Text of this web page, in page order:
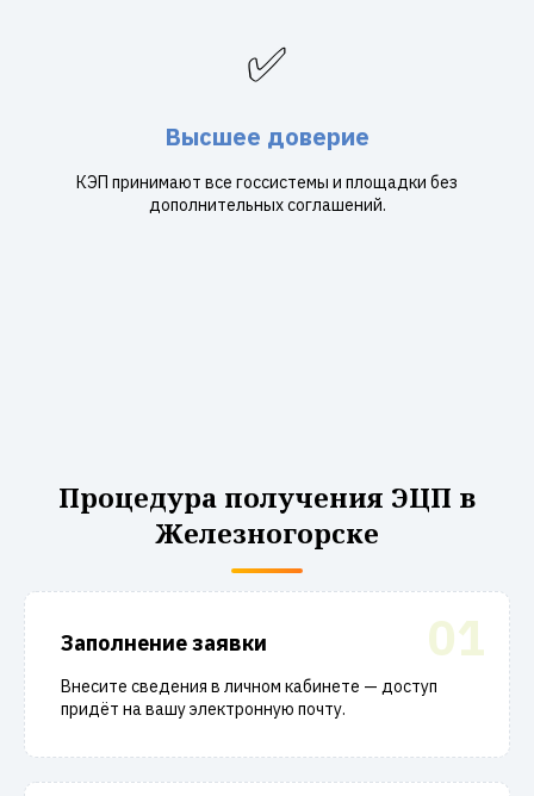
✅
Высшее доверие
КЭП принимают все госсистемы и площадки без
дополнительных соглашений.
Процедура получения ЭЦП в
Железногорске
01
Заполнение заявки
Внесите сведения в личном кабинете — доступ
придёт на вашу электронную почту.